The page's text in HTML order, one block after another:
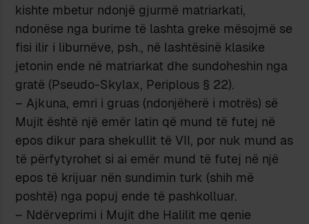
kishte mbetur ndonjë gjurmë matriarkati,
ndonëse nga burime të lashta greke mësojmë se
fisi ilir i liburnëve, psh., në lashtësinë klasike
jetonin ende në matriarkat dhe sundoheshin nga
gratë (Pseudo-Skylax, Periplous § 22).
– Ajkuna, emri i gruas (ndonjëherë i motrës) së
Mujit është një emër latin që mund të futej në
epos dikur para shekullit të VII, por nuk mund as
të përfytyrohet si ai emër mund të futej në një
epos të krijuar nën sundimin turk (shih më
poshtë) nga popuj ende të pashkolluar.
– Ndërveprimi i Mujit dhe Halilit me qenie